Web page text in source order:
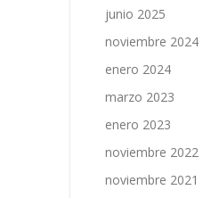
junio 2025
noviembre 2024
enero 2024
marzo 2023
enero 2023
noviembre 2022
noviembre 2021